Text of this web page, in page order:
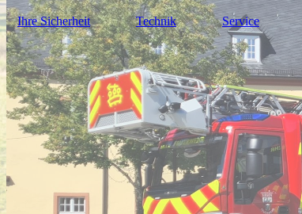
Ihre Sicherheit Technik Service